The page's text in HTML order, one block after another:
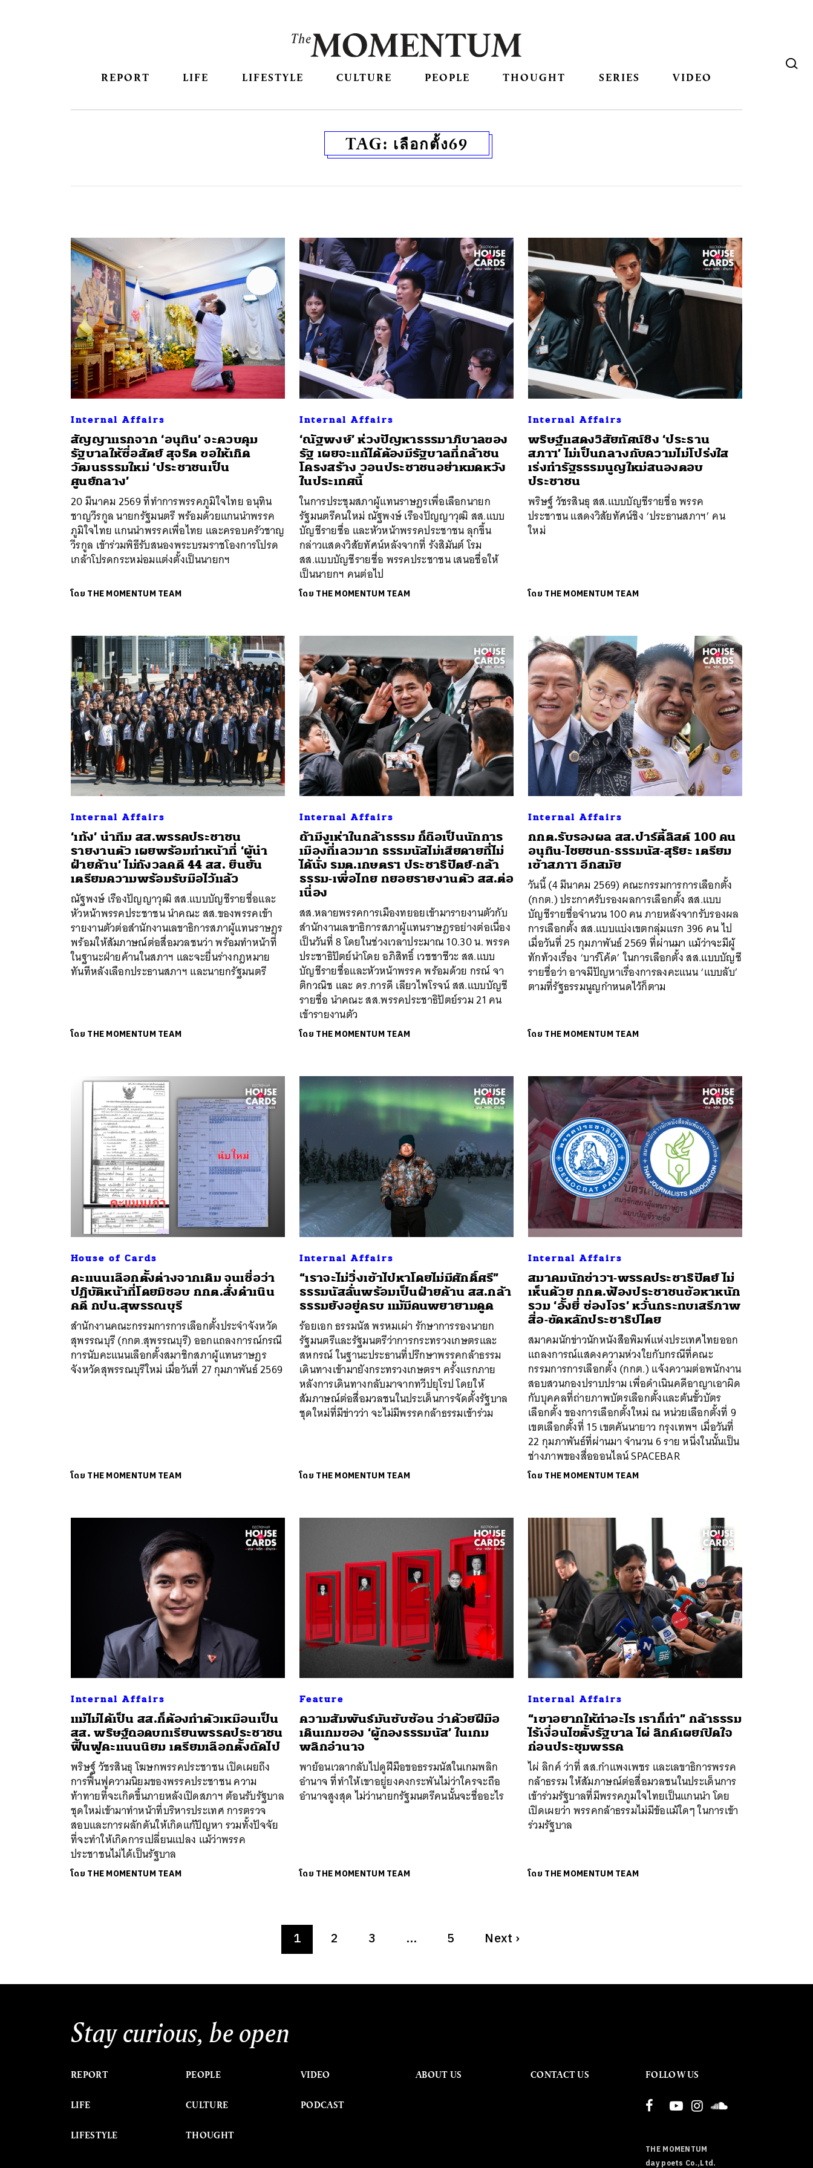
REPORT LIFE LIFESTYLE CULTURE PEOPLE THOUGHT SERIES VIDEO
TAG: เลือกตั้ง69
Internal Affairs
สัญญาแรกจาก ‘อนุทิน’ จะควบคุม
รัฐบาลให้ซื่อสัตย์ สุจริต ขอให้เกิด
วัฒนธรรมใหม่ ‘ประชาชนเป็น
ศูนย์กลาง’
20 มีนาคม 2569 ที่ทำการพรรคภูมิใจไทย อนุทิน
ชาญวีรกูล นายกรัฐมนตรี พร้อมด้วยแกนนำพรรค
ภูมิใจไทย แกนนำพรรคเพื่อไทย และครอบครัวชาญ
วีรกูล เข้าร่วมพิธีรับสนองพระบรมราชโองการโปรด
เกล้าโปรดกระหม่อมแต่งตั้งเป็นนายกฯ
โดย THE MOMENTUM TEAM
Internal Affairs
‘ณัฐพงษ์’ ห่วงปัญหาธรรมาภิบาลของ
รัฐ เผยจะแก้ได้ต้องมีรัฐบาลที่กล้าชน
โครงสร้าง วอนประชาชนอย่าหมดหวัง
ในประเทศนี้
ในการประชุมสภาผู้แทนราษฎรเพื่อเลือกนายก
รัฐมนตรีคนใหม่ ณัฐพงษ์ เรืองปัญญาวุฒิ สส.แบบ
บัญชีรายชื่อ และหัวหน้าพรรคประชาชน ลุกขึ้น
กล่าวแสดงวิสัยทัศน์หลังจากที่ รังสิมันต์ โรม
สส.แบบบัญชีรายชื่อ พรรคประชาชน เสนอชื่อให้
เป็นนายกฯ คนต่อไป
โดย THE MOMENTUM TEAM
Internal Affairs
พริษฐ์แสดงวิสัยทัศน์ชิง ‘ประธาน
สภาฯ’ ไม่เป็นกลางกับความไม่โปร่งใส
เร่งทำรัฐธรรมนูญใหม่สนองตอบ
ประชาชน
พริษฐ์ วัชรสินธุ สส.แบบบัญชีรายชื่อ พรรค
ประชาชน แสดงวิสัยทัศน์ชิง ‘ประธานสภาฯ’ คน
ใหม่
โดย THE MOMENTUM TEAM
Internal Affairs
‘เท้ง’ นำทีม สส.พรรคประชาชน
รายงานตัว เผยพร้อมทำหน้าที่ ‘ผู้นำ
ฝ่ายค้าน’ ไม่กังวลคดี 44 สส. ยืนยัน
เตรียมความพร้อมรับมือไว้แล้ว
ณัฐพงษ์ เรืองปัญญาวุฒิ สส.แบบบัญชีรายชื่อและ
หัวหน้าพรรคประชาชน นำคณะ สส.ของพรรคเข้า
รายงานตัวต่อสำนักงานเลขาธิการสภาผู้แทนราษฎร
พร้อมให้สัมภาษณ์ต่อสื่อมวลชนว่า พร้อมทำหน้าที่
ในฐานะฝ่ายค้านในสภาฯ และจะยื่นร่างกฎหมาย
ทันทีหลังเลือกประธานสภาฯ และนายกรัฐมนตรี
โดย THE MOMENTUM TEAM
Internal Affairs
ถ้ามีงูเห่าในกล้าธรรม ก็ถือเป็นนักการ
เมืองที่เลวมาก ธรรมนัสไม่เสียดายที่ไม่
ได้นั่ง รมต.เกษตรฯ ประชาธิปัตย์-กล้า
ธรรม-เพื่อไทย ทยอยรายงานตัว สส.ต่อ
เนื่อง
สส.หลายพรรคการเมืองทยอยเข้ามารายงานตัวกับ
สํานักงานเลขาธิการสภาผู้แทนราษฎรอย่างต่อเนื่อง
เป็นวันที่ 8 โดยในช่วงเวลาประมาณ 10.30 น. พรรค
ประชาธิปัตย์นำโดย อภิสิทธิ์ เวชชาชีวะ สส.แบบ
บัญชีรายชื่อและหัวหน้าพรรค พร้อมด้วย กรณ์ จา
ติกวณิช และ ดร.การดี เลียวไพโรจน์ สส.แบบบัญชี
รายชื่อ นำคณะ สส.พรรคประชาธิปัตย์รวม 21 คน
เข้ารายงานตัว
โดย THE MOMENTUM TEAM
Internal Affairs
กกต.รับรองผล สส.ปาร์ตี้ลิสต์ 100 คน
อนุทิน-ไชยชนก-ธรรมนัส-สุริยะ เตรียม
เข้าสภาฯ อีกสมัย
วันนี้ (4 มีนาคม 2569) คณะกรรมการการเลือกตั้ง
(กกต.) ประกาศรับรองผลการเลือกตั้ง สส.แบบ
บัญชีรายชื่อจำนวน 100 คน ภายหลังจากรับรองผล
การเลือกตั้ง สส.แบบแบ่งเขตกลุ่มแรก 396 คน ไป
เมื่อวันที่ 25 กุมภาพันธ์ 2569 ที่ผ่านมา แม้ว่าจะมีผู้
ทักท้วงเรื่อง ‘บาร์โค้ด’ ในการเลือกตั้ง สส.แบบบัญชี
รายชื่อว่า อาจมีปัญหาเรื่องการลงคะแนน ‘แบบลับ’
ตามที่รัฐธรรมนูญกำหนดไว้ก็ตาม
โดย THE MOMENTUM TEAM
House of Cards
คะแนนเลือกตั้งต่างจากเดิม จนเชื่อว่า
ปฏิบัติหน้าที่โดยมิชอบ กกต.สั่งดำเนิน
คดี กปน.สุพรรณบุรี
สำนักงานคณะกรรมการการเลือกตั้งประจำจังหวัด
สุพรรณบุรี (กกต.สุพรรณบุรี) ออกแถลงการณ์กรณี
การนับคะแนนเลือกตั้งสมาชิกสภาผู้แทนราษฎร
จังหวัดสุพรรณบุรีใหม่ เมื่อวันที่ 27 กุมภาพันธ์ 2569
โดย THE MOMENTUM TEAM
Internal Affairs
“เราจะไม่วิ่งเข้าไปหาโดยไม่มีศักดิ์ศรี”
ธรรมนัสลั่นพร้อมเป็นฝ่ายค้าน สส.กล้า
ธรรมยังอยู่ครบ แม้มีคนพยายามดูด
ร้อยเอก ธรรมนัส พรหมเผ่า รักษาการรองนายก
รัฐมนตรีและรัฐมนตรีว่าการกระทรวงเกษตรและ
สหกรณ์ ในฐานะประธานที่ปรึกษาพรรคกล้าธรรม
เดินทางเข้ามายังกระทรวงเกษตรฯ ครั้งแรกภาย
หลังการเดินทางกลับมาจากทวีปยุโรป โดยให้
สัมภาษณ์ต่อสื่อมวลชนในประเด็นการจัดตั้งรัฐบาล
ชุดใหม่ที่มีข่าวว่า จะไม่มีพรรคกล้าธรรมเข้าร่วม
โดย THE MOMENTUM TEAM
Internal Affairs
สมาคมนักข่าวฯ-พรรคประชาธิปัตย์ ไม่
เห็นด้วย กกต.ฟ้องประชาชนข้อหาหนัก
รวม ‘อั้งยี่ ซ่องโจร’ หวั่นกระทบเสรีภาพ
สื่อ-ขัดหลักประชาธิปไตย
สมาคมนักข่าวนักหนังสือพิมพ์แห่งประเทศไทยออก
แถลงการณ์แสดงความห่วงใยกับกรณีที่คณะ
กรรมการการเลือกตั้ง (กกต.) แจ้งความต่อพนักงาน
สอบสวนกองปราบปราม เพื่อดำเนินคดีอาญาเอาผิด
กับบุคคลที่ถ่ายภาพบัตรเลือกตั้งและต้นขั้วบัตร
เลือกตั้ง ของการเลือกตั้งใหม่ ณ หน่วยเลือกตั้งที่ 9
เขตเลือกตั้งที่ 15 เขตคันนายาว กรุงเทพฯ เมื่อวันที่
22 กุมภาพันธ์ที่ผ่านมา จำนวน 6 ราย หนึ่งในนั้นเป็น
ช่างภาพของสื่อออนไลน์ SPACEBAR
โดย THE MOMENTUM TEAM
Internal Affairs
แม้ไม่ได้เป็น สส.ก็ต้องทำตัวเหมือนเป็น
สส. พริษฐ์ถอดบทเรียนพรรคประชาชน
ฟื้นฟูคะแนนนิยม เตรียมเลือกตั้งถัดไป
พริษฐ์ วัชรสินธุ โฆษกพรรคประชาชน เปิดเผยถึง
การฟื้นฟูความนิยมของพรรคประชาชน ความ
ท้าทายที่จะเกิดขึ้นภายหลังเปิดสภาฯ ต้อนรับรัฐบาล
ชุดใหม่เข้ามาทำหน้าที่บริหารประเทศ การตรวจ
สอบและการผลักดันให้เกิดแก้ปัญหา รวมทั้งปัจจัย
ที่จะทำให้เกิดการเปลี่ยนแปลง แม้ว่าพรรค
ประชาชนไม่ได้เป็นรัฐบาล
โดย THE MOMENTUM TEAM
Feature
ความสัมพันธ์มันซับซ้อน ว่าด้วยฝีมือ
เดินเกมของ ‘ผู้กองธรรมนัส’ ในเกม
พลิกอำนาจ
พาย้อนเวลากลับไปดูฝีมือขอธรรมนัสในเกมพลิก
อำนาจ ที่ทำให้เขาอยู่ยงคงกระพันไม่ว่าใครจะถือ
อำนาจสูงสุด ไม่ว่านายกรัฐมนตรีคนนั้นจะชื่ออะไร
โดย THE MOMENTUM TEAM
Internal Affairs
“เขาอยากให้ทำอะไร เราก็ทำ” กล้าธรรม
ไร้เงื่อนไขตั้งรัฐบาล ไผ่ ลิกค์เผยเปิดใจ
ก่อนประชุมพรรค
ไผ่ ลิกค์ ว่าที่ สส.​กำแพงเพชร และเลขาธิการพรรค
กล้าธรรม ให้สัมภาษณ์ต่อสื่อมวลชนในประเด็นการ
เข้าร่วมรัฐบาลที่มีพรรคภูมใจไทยเป็นแกนนำ โดย
เปิดเผยว่า พรรคกล้าธรรมไม่มีข้อแม้ใดๆ ในการเข้า
ร่วมรัฐบาล
โดย THE MOMENTUM TEAM
1 2 3 … 5 Next ›
Stay curious, be open
REPORT
LIFE
LIFESTYLE
PEOPLE
CULTURE
THOUGHT
VIDEO
PODCAST
ABOUT US CONTACT US FOLLOW US
THE MOMENTUM
day poets Co.,Ltd.
SHARE TWEET LINE EMAIL